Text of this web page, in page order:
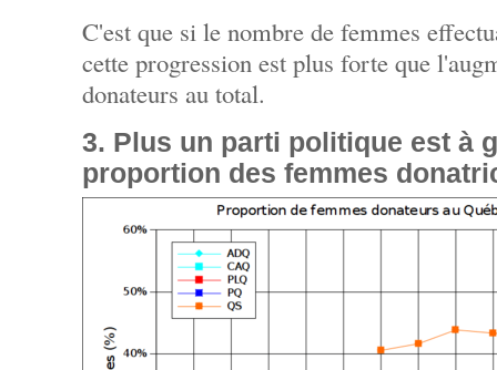
C'est que si le nombre de femmes
cette progression est plus forte que
donateurs au total.
3. Plus un parti politique est à
proportion des femmes